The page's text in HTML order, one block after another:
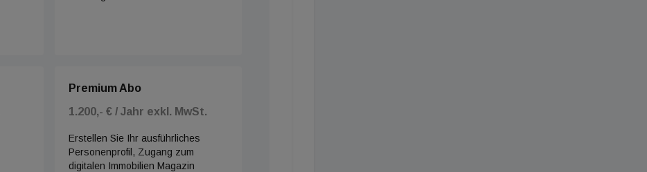
Premium Abo
1.200,- € / Jahr exkl. MwSt.
Erstellen Sie Ihr ausführliches
Personenprofil, Zugang zum
digitalen Immobilien Magazin